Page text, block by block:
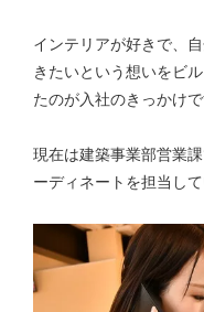
インテリアが好きで、
きたいという想いをビ
たのが入社のきっかけで
現在は建築事業部営業
ーディネートを担当して